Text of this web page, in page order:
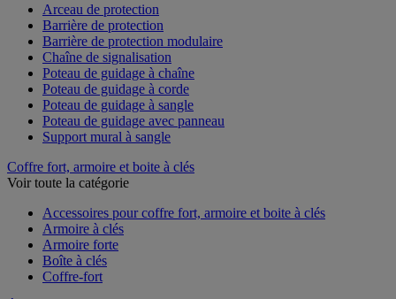
Arceau de protection
Barrière de protection
Barrière de protection modulaire
Chaîne de signalisation
Poteau de guidage à chaîne
Poteau de guidage à corde
Poteau de guidage à sangle
Poteau de guidage avec panneau
Support mural à sangle
Coffre fort, armoire et boite à clés
Voir toute la catégorie
Accessoires pour coffre fort, armoire et boite à clés
Armoire à clés
Armoire forte
Boîte à clés
Coffre-fort